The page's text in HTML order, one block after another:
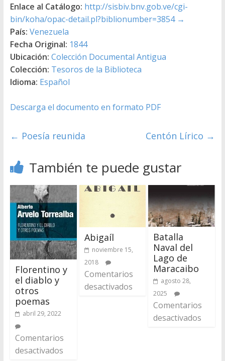
Enlace al Catálogo: http://sisbiv.bnv.gob.ve/cgi-
bin/koha/opac-detail.pl?biblionumber=3854 →
País: Venezuela
Fecha Original: 1844
Ubicación: Colección Documental Antigua
Colección: Tesoros de la Biblioteca
Idioma: Español
Descarga el documento en formato PDF
← Poesía reunida Centón Lírico →
También te puede gustar
Florentino y
el diablo y
otros
poemas
abril 29, 2022
Comentarios
desactivados
Abigaíl
noviembre 15,
2018
Comentarios
desactivados
Batalla
Naval del
Lago de
Maracaibo
agosto 28,
2025
Comentarios
desactivados